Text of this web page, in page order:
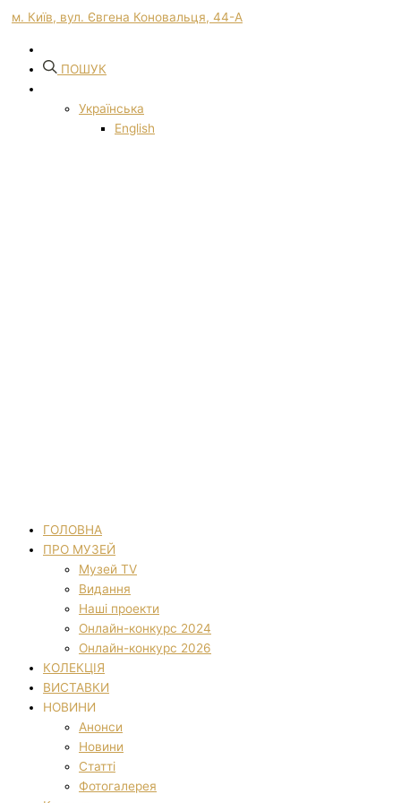
м. Київ, вул. Євгена Коновальця, 44-А
ПОШУК
Українська
English
ГОЛОВНА
ПРО МУЗЕЙ
Музей TV
Видання
Наші проекти
Онлайн-конкурс 2024
Онлайн-конкурс 2026
КОЛЕКЦІЯ
ВИСТАВКИ
НОВИНИ
Анонси
Новини
Статті
Фотогалерея